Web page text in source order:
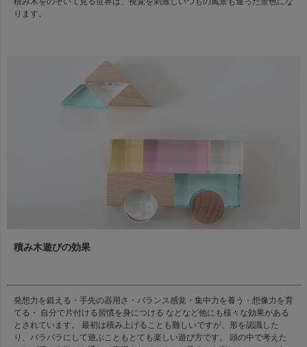
ります。
積み木遊びの効果
発想力を鍛える・手先の器用さ・バランス感覚・集中力を養う・想像力を育
てる・ 自分で片付ける習慣を身につける などなど他にも様々な効果がある
とされています。 最初は積み上げることも難しいですが、形を認識した
り、バラバラにして遊ぶこともとても楽しい遊び方です。 頭の中で考えた